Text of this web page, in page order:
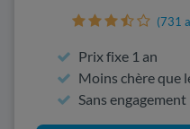
(731
Prix fixe 1 an
Moins chère que
Sans engagement